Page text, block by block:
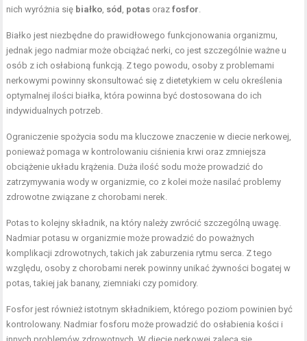
nich wyróżnia się białko, sód , potas orazfosfor.
Białko jest niezbędne do prawidłowego funkcjonowania organizmu,
jednak jego nadmiar może obciążać nerki, co jest szczególnie ważne u
osób z ich osłabioną funkcją. Z tego powodu, osoby z problemami
nerkowymi powinny skonsultować się z dietetykiem w celu określenia
optymalnej ilości białka, która powinna być dostosowana do ich
indywidualnych potrzeb.
Ograniczenie spożycia sodu ma kluczowe znaczenie w diecie nerkowej,
ponieważ pomaga w kontrolowaniu ciśnienia krwi oraz zmniejsza
obciążenie układu krążenia. Duża ilość sodu może prowadzić do
zatrzymywania wody w organizmie, co z kolei może nasilać problemy
zdrowotne związane z chorobami nerek.
Potas to kolejny składnik, na który należy zwrócić szczególną uwagę.
Nadmiar potasu w organizmie może prowadzić do poważnych
komplikacji zdrowotnych, takich jak zaburzenia rytmu serca. Z tego
względu, osoby z chorobami nerek powinny unikać żywności bogatej w
potas, takiej jak banany, ziemniaki czy pomidory.
Fosfor jest również istotnym składnikiem, którego poziom powinien być
kontrolowany. Nadmiar fosforu może prowadzić do osłabienia kości i